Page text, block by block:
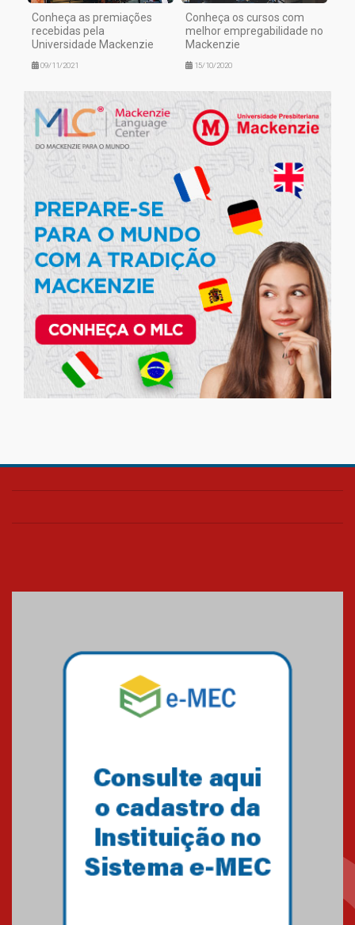
Conheça as premiações
recebidas pela
Universidade Mackenzie
09/11/2021
Conheça os cursos com
melhor empregabilidade no
Mackenzie
15/10/2020